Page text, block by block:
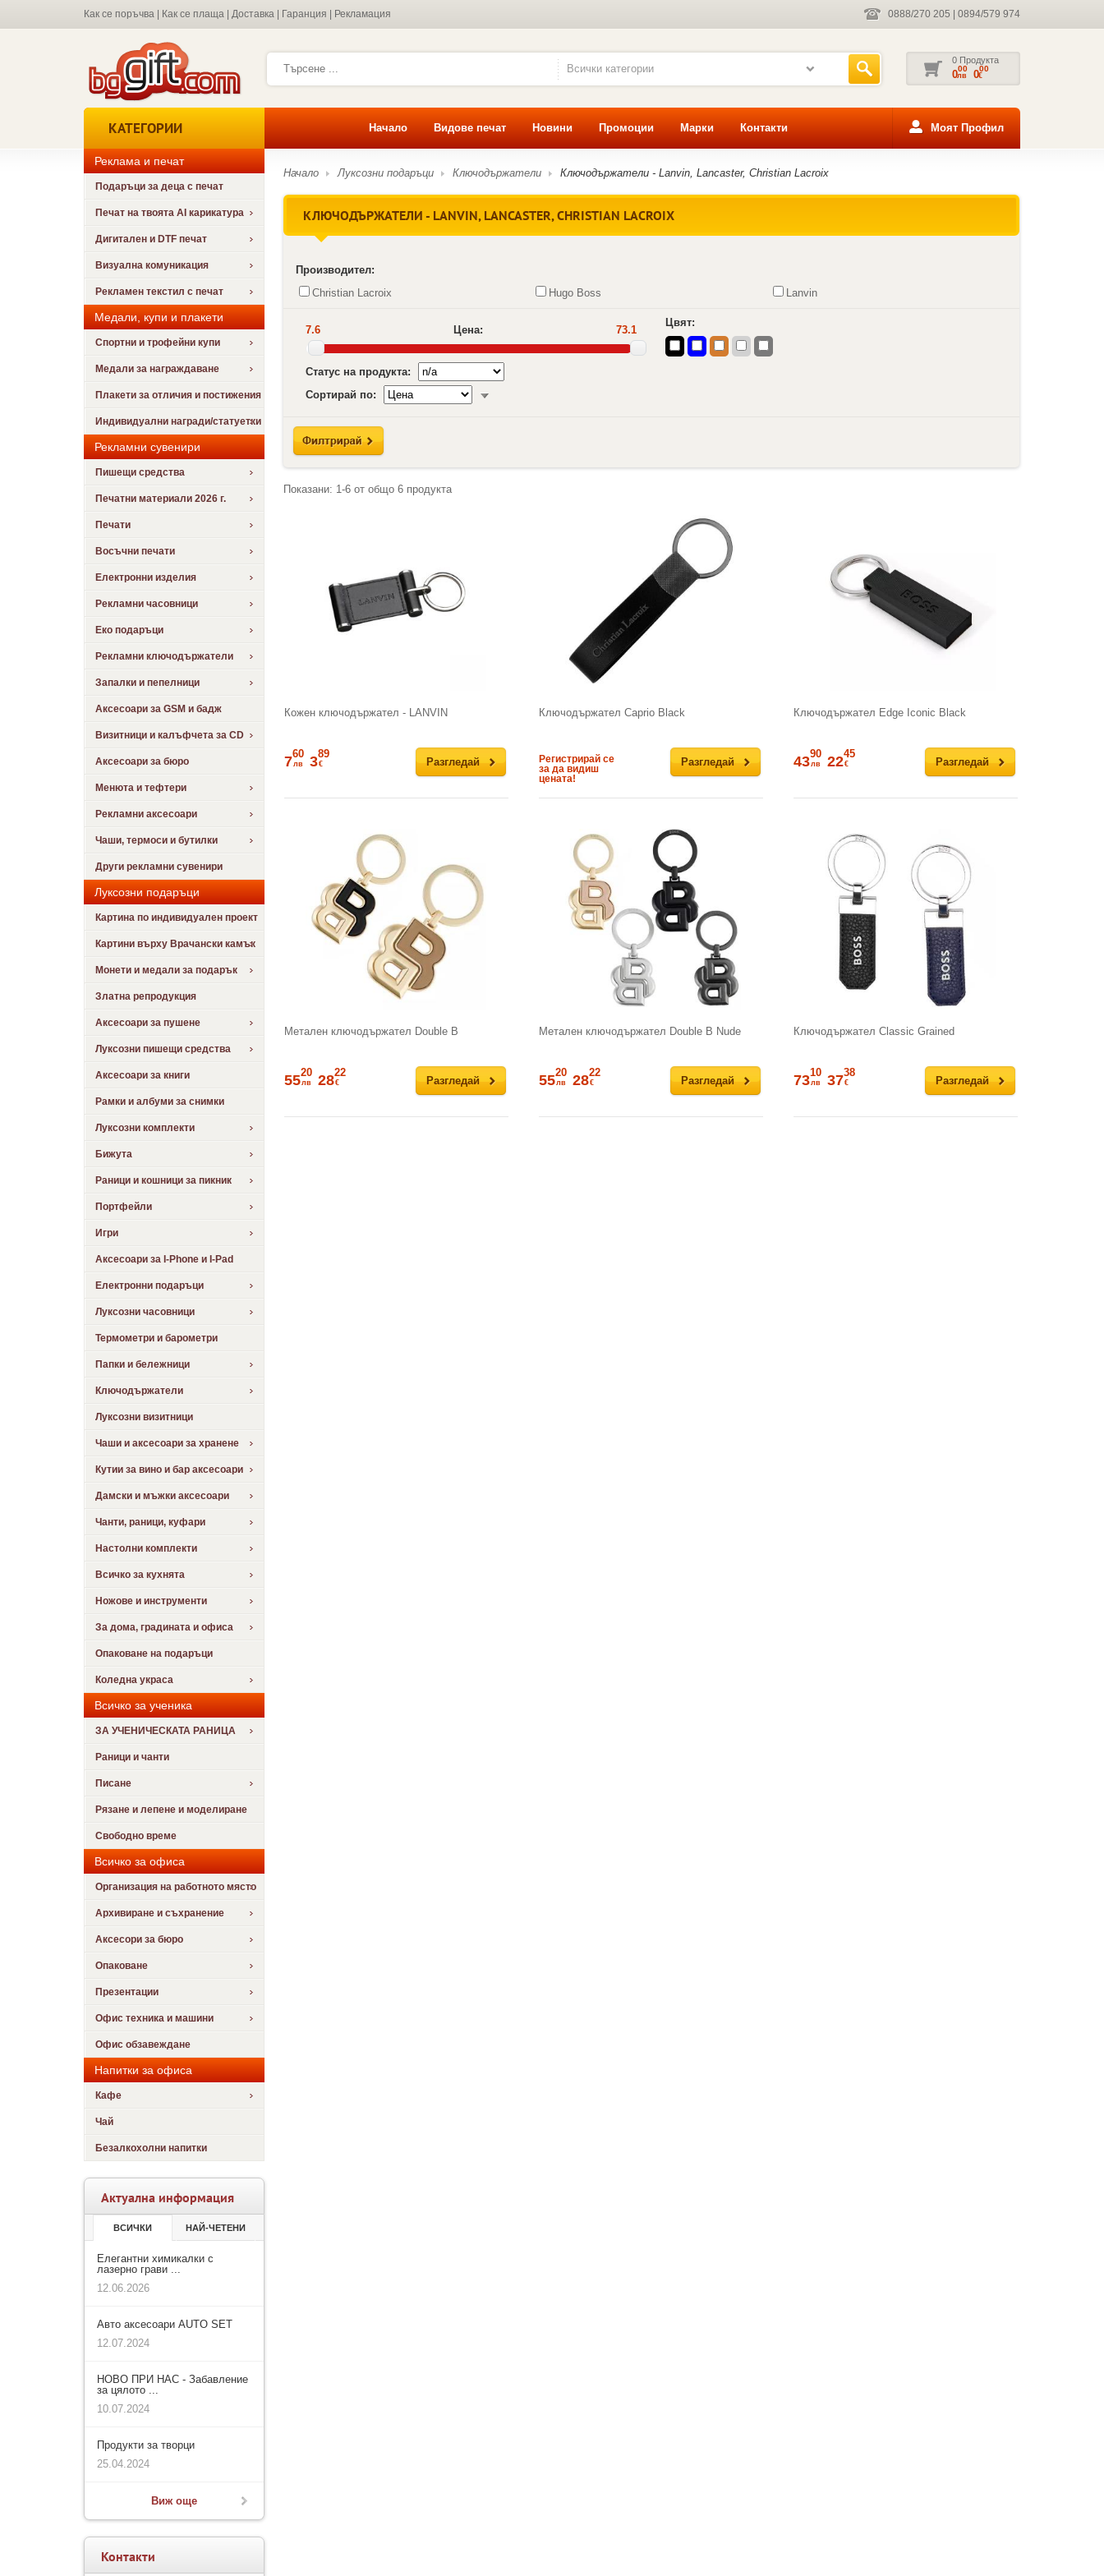
0888/270 205 0894/579 974
Как се поръчва Как се плаща Доставка Гаранция Рекламация
Всички категории
0 Продукта
000
лв 000
€
КАТЕГОРИИ Начало Видове печат Новини Промоции Марки Контакти Моят Профил
Реклама и печат
Подаръци за деца с печат
Печат на твоята AI карикатура
Дигитален и DTF печат
Визуална комуникация
Рекламен текстил с печат
Медали, купи и плакети
Спортни и трофейни купи
Медали за награждаване
Плакети за отличия и постижения
Индивидуални награди/статуетки
Рекламни сувенири
Пишещи средства
Печатни материали 2026 г.
Печати
Восъчни печати
Електронни изделия
Рекламни часовници
Еко подаръци
Рекламни ключодържатели
Запалки и пепелници
Аксесоари за GSM и бадж
Визитници и калъфчета за CD
Аксесоари за бюро
Менюта и тефтери
Рекламни аксесоари
Чаши, термоси и бутилки
Други рекламни сувенири
Луксозни подаръци
Картина по индивидуален проект
Картини върху Врачански камък
Монети и медали за подарък
Златна репродукция
Аксесоари за пушене
Луксозни пишещи средства
Аксесоари за книги
Рамки и албуми за снимки
Луксозни комплекти
Бижута
Раници и кошници за пикник
Портфейли
Игри
Аксесоари за I-Phone и I-Pad
Електронни подаръци
Луксозни часовници
Термометри и барометри
Папки и бележници
Ключодържатели
Луксозни визитници
Чаши и аксесоари за хранене
Кутии за вино и бар аксесоари
Дамски и мъжки аксесоари
Чанти, раници, куфари
Настолни комплекти
Всичко за кухнята
Ножове и инструменти
За дома, градината и офиса
Опаковане на подаръци
Коледна украса
Всичко за ученика
ЗА УЧЕНИЧЕСКАТА РАНИЦА
Раници и чанти
Писане
Рязане и лепене и моделиране
Свободно време
Всичко за офиса
Организация на работното място
Архивиране и съхранение
Аксесори за бюро
Опаковане
Презентации
Офис техника и машини
Офис обзавеждане
Напитки за офиса
Кафе
Чай
Безалкохолни напитки
Актуална информация
ВСИЧКИ НАЙ-ЧЕТЕНИ
Елегантни химикалки с
лазерно грави ...
12.06.2026
Авто аксесоари AUTO SET
12.07.2024
НОВО ПРИ НАС - Забавление
за цялото ...
10.07.2024
Продукти за творци
25.04.2024
Виж още
Контакти
Начало Луксозни подаръци Ключодържатели Ключодържатели - Lanvin, Lancaster, Christian Lacroix
КЛЮЧОДЪРЖАТЕЛИ - LANVIN, LANCASTER, CHRISTIAN LACROIX
Производител:
Christian Lacroix
Hugo Boss Lanvin
7.6 Цена: 73.1
Статус на продукта:
Сортирай по:
Цвят:
Показани: 1-6от общо 6продукта
Кожен ключодържател - LANVIN
Разгледай
760
лв 389
€
Ключодържател Caprio Black
Разгледай
Регистрирай се
за да видиш
цената!
Ключодържател Edge Iconic Black
Разгледай
4390
лв 2245
€
Метален ключодържател Double B
Разгледай
5520
лв 2822
€
Метален ключодържател Double B Nude
Разгледай
5520
лв 2822
€
Ключодържател Classic Grained
Разгледай
7310
лв 3738
€